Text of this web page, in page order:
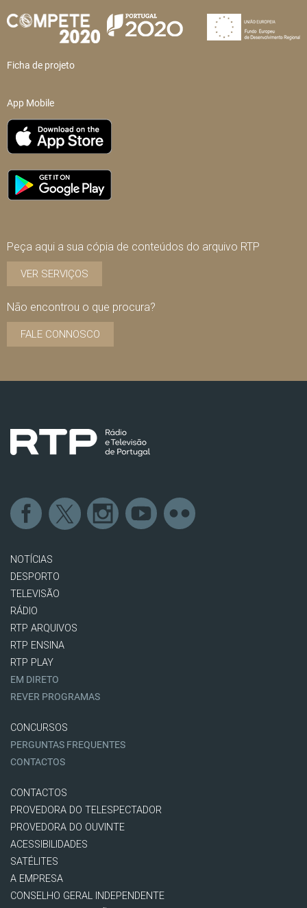
Ficha de projeto
App Mobile
Peça aqui a sua cópia de conteúdos do arquivo RTP
VER SERVIÇOS
Não encontrou o que procura?
FALE CONNOSCO
NOTÍCIAS
DESPORTO
TELEVISÃO
RÁDIO
RTP ARQUIVOS
RTP ENSINA
RTP PLAY
EM DIRETO
REVER PROGRAMAS
CONCURSOS
PERGUNTAS FREQUENTES
CONTACTOS
CONTACTOS
PROVEDORA DO TELESPECTADOR
PROVEDORA DO OUVINTE
ACESSIBILIDADES
SATÉLITES
A EMPRESA
CONSELHO GERAL INDEPENDENTE